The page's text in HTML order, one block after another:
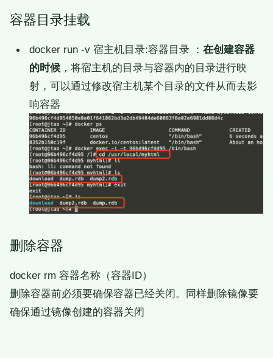
容器目录挂载
docker run -v 宿主机目录:容器目录 ： 在创建容器
的时候 ，将宿主机的目录与容器内的目录进行映
射，可以通过修改宿主机某个目录的文件从而去影
响容器
删除容器
docker rm 容器名称（容器ID）
删除容器前必须要确保容器已经关闭。同样删除镜像要
确保通过镜像创建的容器关闭